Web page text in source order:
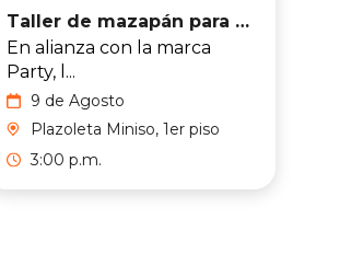
Taller de mazapán para niños
En alianza con la marca
Party, l...
9 de Agosto
Plazoleta Miniso, 1er piso
3:00 p.m.